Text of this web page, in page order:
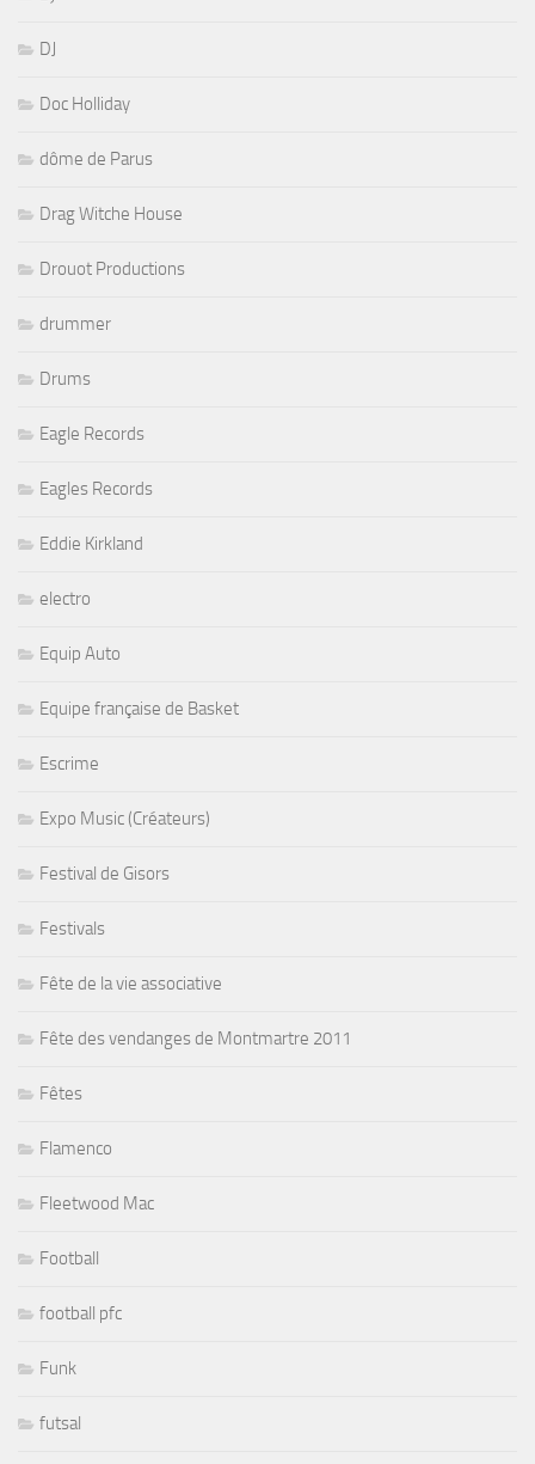
DJ
Doc Holliday
dôme de Parus
Drag Witche House
Drouot Productions
drummer
Drums
Eagle Records
Eagles Records
Eddie Kirkland
electro
Equip Auto
Equipe française de Basket
Escrime
Expo Music (Créateurs)
Festival de Gisors
Festivals
Fête de la vie associative
Fête des vendanges de Montmartre 2011
Fêtes
Flamenco
Fleetwood Mac
Football
football pfc
Funk
futsal